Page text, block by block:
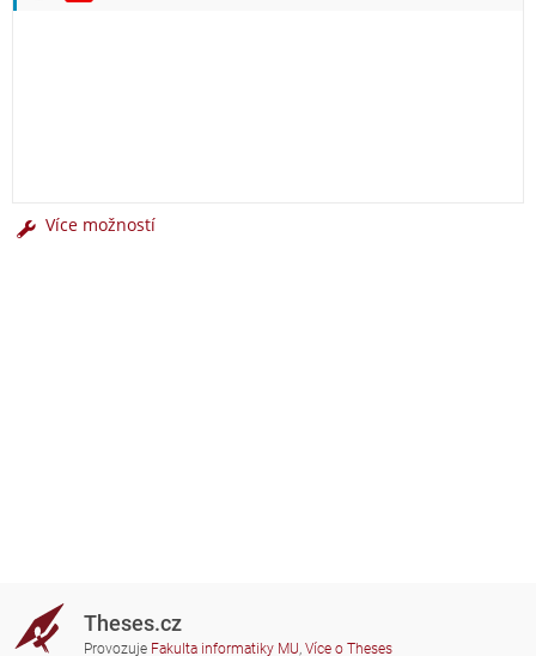
Více možností
Theses.cz
Provozuje Fakulta informatiky MU, Více o Theses